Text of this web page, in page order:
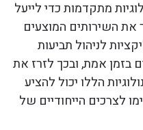
מתקדמות כדי לייעל
השירותים המוצעים
לניהול תביעות
בזמן אמת, ובכך לזרז את
הללו יכול להציע
לצרכים הייחודיים של